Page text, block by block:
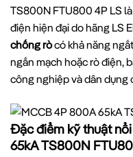
TS800N FTU800 4P LS
điện hiện đại do hãng LS
chống ròcó khả năng
ngắn mạch hoặc rò điện,
công nghiệp và dân dụng
Đặc điểm kỹ thuật
65kA TS800N